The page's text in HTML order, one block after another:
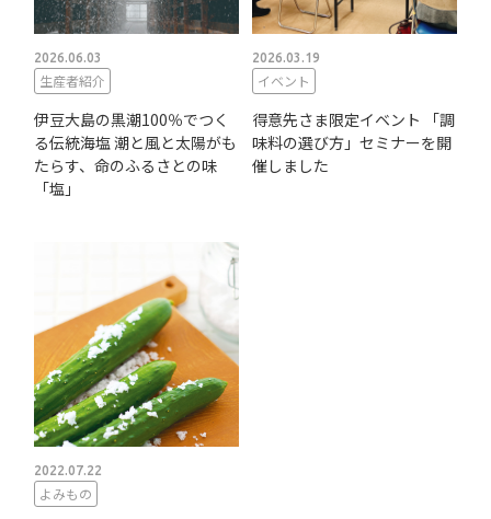
2026.06.03
生産者紹介
伊豆大島の黒潮100％でつく
る伝統海塩 潮と風と太陽がも
たらす、命のふるさとの味
「塩」
2026.03.19
イベント
得意先さま限定イベント 「調
味料の選び方」セミナーを開
催しました
2022.07.22
よみもの